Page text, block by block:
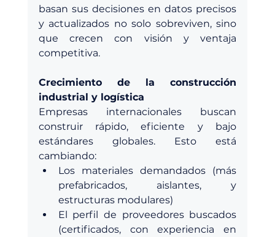
basan sus decisiones en datos precisos
y actualizados no solo sobreviven, sino
que crecen con visión y ventaja
competitiva.
Crecimiento de la construcción
industrial y logística
Empresas internacionales buscan
construir rápido, eficiente y bajo
estándares globales. Esto está
cambiando:
Los materiales demandados (más
prefabricados, aislantes, y
estructuras modulares)
El perfil de proveedores buscados
(certificados, con experiencia en